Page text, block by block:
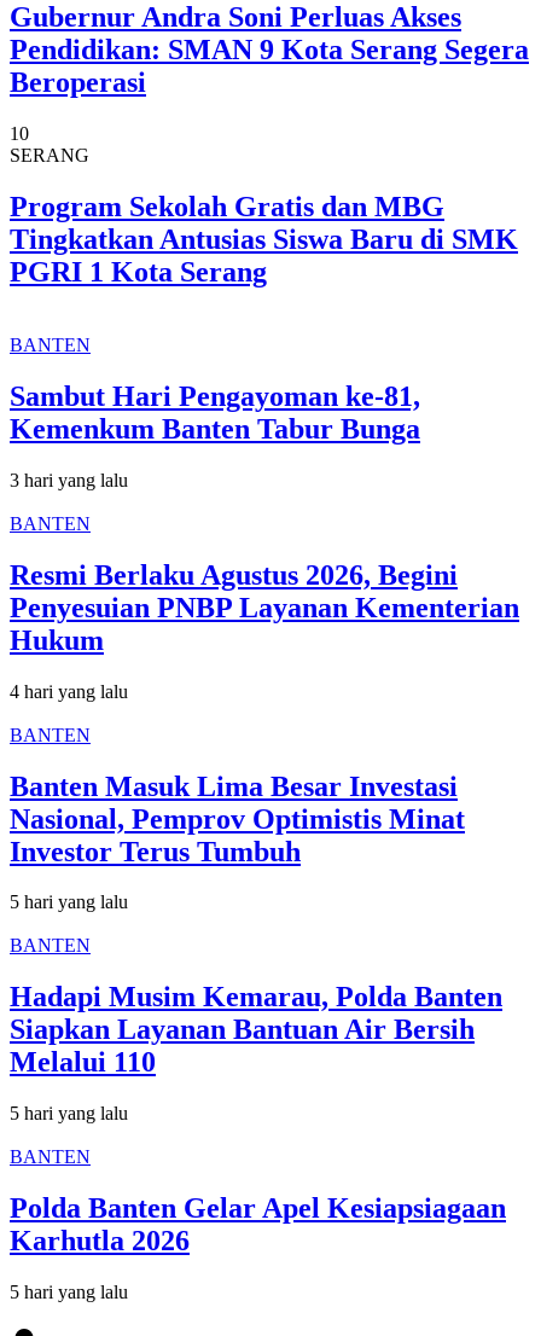
Gubernur Andra Soni Perluas Akses
Pendidikan: SMAN 9 Kota Serang Segera
Beroperasi
10
SERANG
Program Sekolah Gratis dan MBG
Tingkatkan Antusias Siswa Baru di SMK
PGRI 1 Kota Serang
BANTEN
Sambut Hari Pengayoman ke-81,
Kemenkum Banten Tabur Bunga
3 hari yang lalu
BANTEN
Resmi Berlaku Agustus 2026, Begini
Penyesuian PNBP Layanan Kementerian
Hukum
4 hari yang lalu
BANTEN
Banten Masuk Lima Besar Investasi
Nasional, Pemprov Optimistis Minat
Investor Terus Tumbuh
5 hari yang lalu
BANTEN
Hadapi Musim Kemarau, Polda Banten
Siapkan Layanan Bantuan Air Bersih
Melalui 110
5 hari yang lalu
BANTEN
Polda Banten Gelar Apel Kesiapsiagaan
Karhutla 2026
5 hari yang lalu